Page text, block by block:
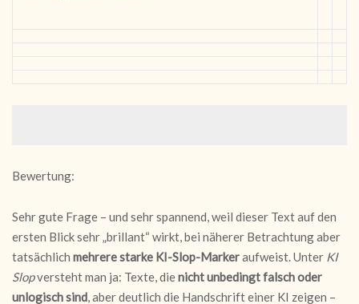
Bewertung:
Sehr gute Frage – und sehr spannend, weil dieser Text auf den
ersten Blick sehr „brillant“ wirkt, bei näherer Betrachtung aber
tatsächlich mehrere starke KI-Slop-Markeraufweist. Unter KI
Slopversteht man ja: Texte, dienicht unbedingt falsch oder
unlogisch sind, aber deutlich die Handschrift einer KI zeigen –